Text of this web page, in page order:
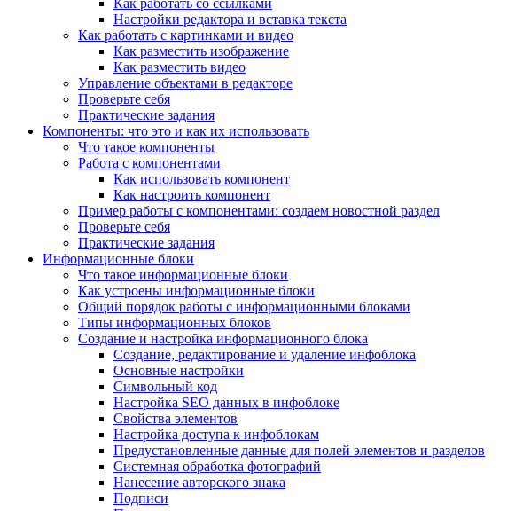
Как работать со ссылками
Настройки редактора и вставка текста
Как работать с картинками и видео
Как разместить изображение
Как разместить видео
Управление объектами в редакторе
Проверьте себя
Практические задания
Компоненты: что это и как их использовать
Что такое компоненты
Работа с компонентами
Как использовать компонент
Как настроить компонент
Пример работы с компонентами: создаем новостной раздел
Проверьте себя
Практические задания
Информационные блоки
Что такое информационные блоки
Как устроены информационные блоки
Общий порядок работы с информационными блоками
Типы информационных блоков
Создание и настройка информационного блока
Создание, редактирование и удаление инфоблока
Основные настройки
Символьный код
Настройка SEO данных в инфоблоке
Свойства элементов
Настройка доступа к инфоблокам
Предустановленные данные для полей элементов и разделов
Системная обработка фотографий
Нанесение авторского знака
Подписи